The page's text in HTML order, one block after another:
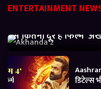
ENTERTAINMENT
से कितनी दूर है फिल्म
डिटेल्स